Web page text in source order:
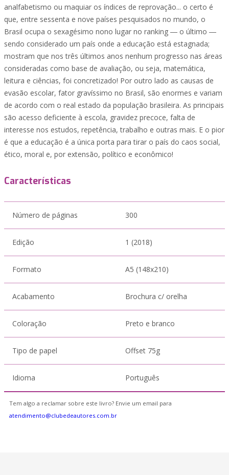
analfabetismo ou maquiar os índices de reprovação... o certo é
que, entre sessenta e nove países pesquisados no mundo, o
Brasil ocupa o sexagésimo nono lugar no ranking ― o último ―
sendo considerado um país onde a educação está estagnada;
mostram que nos três últimos anos nenhum progresso nas áreas
consideradas como base de avaliação, ou seja, matemática,
leitura e ciências, foi concretizado! Por outro lado as causas de
evasão escolar, fator gravíssimo no Brasil, são enormes e variam
de acordo com o real estado da população brasileira. As principais
são acesso deficiente à escola, gravidez precoce, falta de
interesse nos estudos, repetência, trabalho e outras mais. E o pior
é que a educação é a única porta para tirar o país do caos social,
ético, moral e, por extensão, político e econômico!
Características
Número de páginas 300
Edição 1 (2018)
Formato A5 (148x210)
Acabamento Brochura c/ orelha
Coloração Preto e branco
Tipo de papel Offset 75g
Idioma Português
Tem algo a reclamar sobre este livro? Envie um email para
atendimento@clubedeautores.com.br